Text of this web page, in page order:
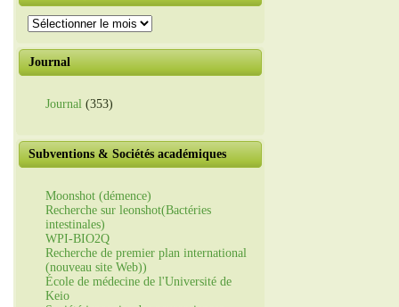
Nouvelles
passées
Journal
Journal (353)
Subventions & Sociétés académiques
Moonshot (démence)
Recherche sur leonshot(Bactéries
intestinales)
WPI-BIO2Q
Recherche de premier plan international
(nouveau site Web))
École de médecine de l'Université de
Keio